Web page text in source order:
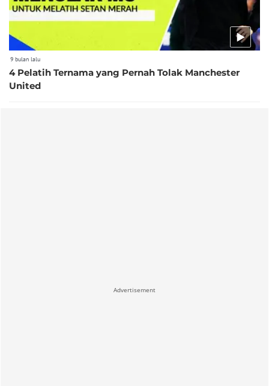
9 bulan lalu
4 Pelatih Ternama yang Pernah Tolak Manchester
United
Advertisement